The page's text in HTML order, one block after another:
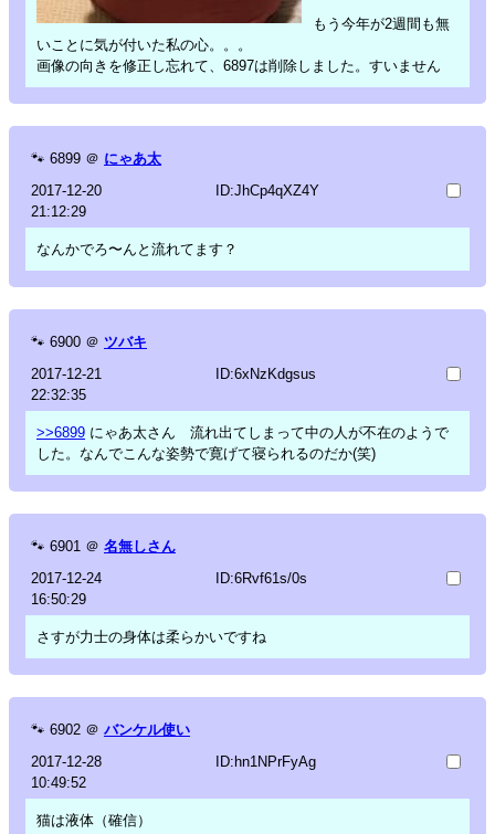
もう今年が2週間も無
いことに気が付いた私の心。。。
画像の向きを修正し忘れて、6897は削除しました。すいません
🐾 6899 ＠ にゃあ太
2017-12-20
21:12:29
ID:JhCp4qXZ4Y
なんかでろ〜んと流れてます？
🐾 6900 ＠ ツバキ
2017-12-21
22:32:35
ID:6xNzKdgsus
>>6899 にゃあ太さん 流れ出てしまって中の人が不在のようで
した。なんでこんな姿勢で寛げて寝られるのだか(笑)
🐾 6901 ＠ 名無しさん
2017-12-24
16:50:29
ID:6Rvf61s/0s
さすが力士の身体は柔らかいですね
🐾 6902 ＠ バンケル使い
2017-12-28
10:49:52
ID:hn1NPrFyAg
猫は液体（確信）